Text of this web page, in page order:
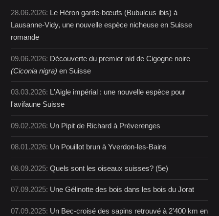
28.06.2026: Le Héron garde-bœufs (Bubulcus ibis) à
Lausanne-Vidy, une nouvelle espèce nicheuse en Suisse
romande
09.06.2026: Découverte du premier nid de Cigogne noire
(Ciconia nigra) en Suisse
03.03.2026: L'Aigle impérial : une nouvelle espèce pour
l'avifaune Suisse
09.02.2026: Un Pipit de Richard à Préverenges
08.01.2026: Un Pouillot brun à Yverdon-les-Bains
08.09.2025:Quels sont les oiseaux suisses? (5e)
07.09.2025: Une Gélinotte des bois dans les bois du Jorat
07.09.2025: Un Bec-croisé des sapins retrouvé à 2'400 km en